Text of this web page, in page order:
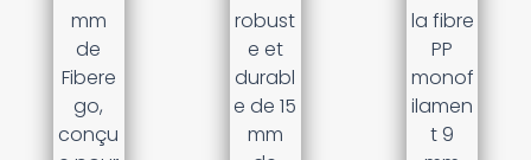
mm
de
Fibere
go,
conçu
robust
e et
durabl
e de 15
mm
la fibre
PP
monof
ilamen
t 9